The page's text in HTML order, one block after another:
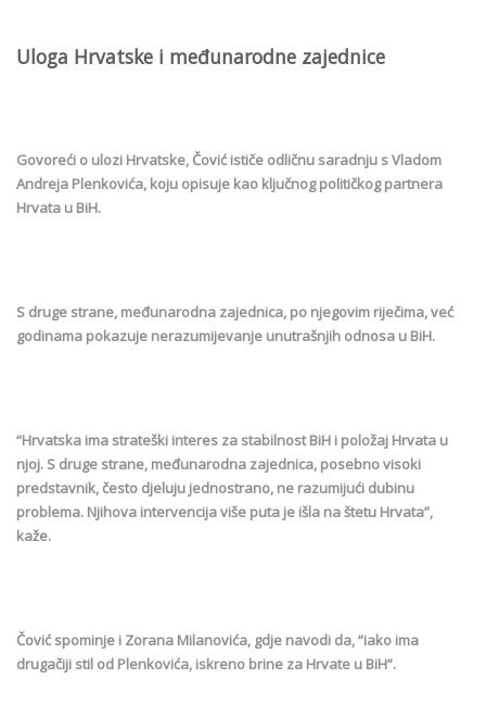
Uloga Hrvatske i međunarodne zajednice
Govoreći o ulozi Hrvatske, Čović ističe odličnu saradnju s Vladom
Andreja Plenkovića, koju opisuje kao ključnog političkog partnera
Hrvata u BiH.
S druge strane, međunarodna zajednica, po njegovim riječima, već
godinama pokazuje nerazumijevanje unutrašnjih odnosa u BiH.
“Hrvatska ima strateški interes za stabilnost BiH i položaj Hrvata u
njoj. S druge strane, međunarodna zajednica, posebno visoki
predstavnik, često djeluju jednostrano, ne razumijući dubinu
problema. Njihova intervencija više puta je išla na štetu Hrvata”,
kaže.
Čović spominje i Zorana Milanovića, gdje navodi da, “iako ima
drugačiji stil od Plenkovića, iskreno brine za Hrvate u BiH”.